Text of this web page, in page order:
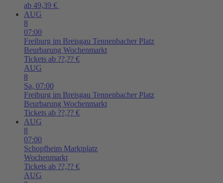
ab 49,39 €
AUG
8
07:00
Freiburg im Breisgau Tennenbacher Platz
Beurbarung Wochenmarkt
Tickets ab ??,?? €
AUG
8
Sa, 07:00
Freiburg im Breisgau Tennenbacher Platz
Beurbarung Wochenmarkt
Tickets ab ??,?? €
AUG
8
07:00
Schopfheim Marktplatz
Wochenmarkt
Tickets ab ??,?? €
AUG